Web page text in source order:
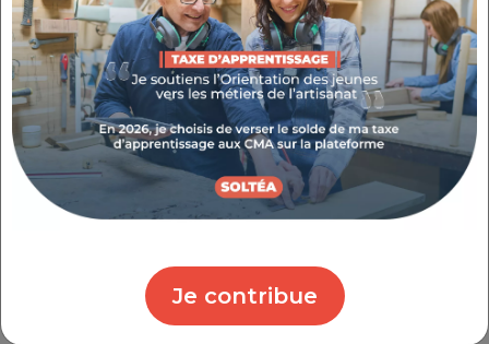
Je contribue
RÉFÉRENCE : 1.1.4
THÉMATIQUE : ME FORMER AUPRÈS DU N°1 DE
L'APPRENTISSAGE